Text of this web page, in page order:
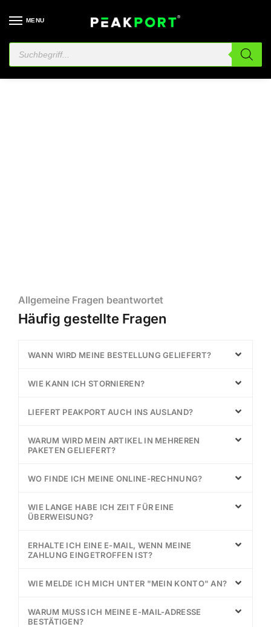
MENU
Allgemeine Fragen beantwortet
Häufig gestellte Fragen
WANN WIRD MEINE BESTELLUNG GELIEFERT?
WIE KANN ICH STORNIEREN?
LIEFERT PEAKPORT AUCH INS AUSLAND?
WARUM WIRD MEIN ARTIKEL IN MEHREREN
PAKETEN GELIEFERT?
WO FINDE ICH MEINE ONLINE-RECHNUNG?
WIE LANGE HABE ICH ZEIT FÜR EINE
ÜBERWEISUNG?
ERHALTE ICH EINE E-MAIL, WENN MEINE
ZAHLUNG EINGETROFFEN IST?
WIE MELDE ICH MICH UNTER "MEIN KONTO" AN?
WARUM MUSS ICH MEINE E-MAIL-ADRESSE
BESTÄTIGEN?